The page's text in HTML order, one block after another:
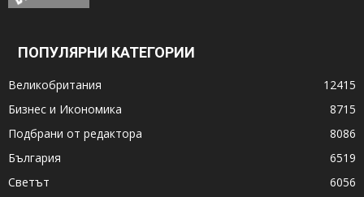
ПОПУЛЯРНИ КАТЕГОРИИ
Великобритания
12415
Бизнес и Икономика
8715
Подбрани от редактора
8086
България
6519
Светът
6056